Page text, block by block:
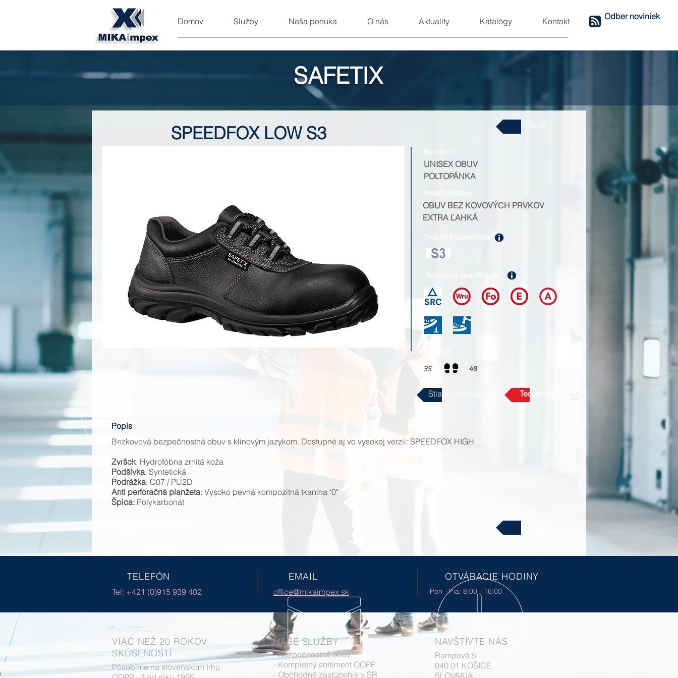
Domov Služby Naša ponuka O nás Aktuality Katalógy Kontakt Odber noviniek
SAFETIX
SPEEDFOX LOW S3
UNISEX OBUV
POLTOPÁNKA
OBUV BEZ KOVOVÝCH PRVKOV
EXTRA ĽAHKÁ
35
48
Stiahnuť obrázok Technický list
Popis
Bezkovová bezpečnostná obuv s klinovým jazykom. Dostupné aj vo vysokej verzii: SPEEDFOX HIGH
Zvršok: Hydrofóbna zrnitá koža
Podšívka: Syntetická
Podrážka: C07 / PU2D
Anti perforačná planžeta: Vysoko pevná kompozitná tkanina "0"
Špica: Polykarbonát
TELEFÓN
Tel: +421 (0)915 939 402
EMAIL
office@mikaimpex.sk
OTVÁRACIE HODINY
Pon - Pia: 8:00 - 16:00
VIAC NEŽ 20 ROKOV
SKÚSENOSTÍ
Pôsobíme na slovenskom trhu
NAŠE SLUŽBY
- Bezpečnostná obuv
- Kompletný sortiment OOPP
- Obchodné zastúpenie v SR
NAVŠTÍVTE NÁS
Rampová 5
040 01 KOŠICE
SLOVAKIA